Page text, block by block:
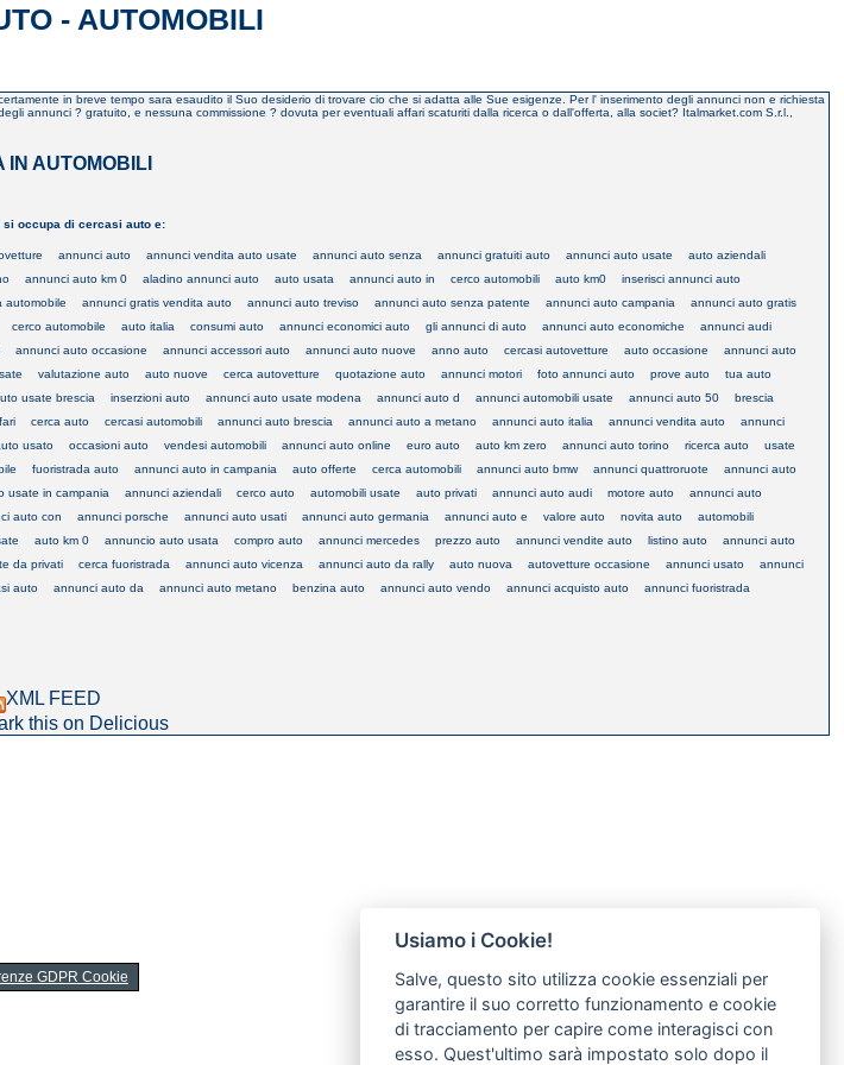
- AUTOMOBILI
in breve tempo sara esaudito il Suo desiderio di trovare cio che si adatta alle Sue esigenze. Per l' inserimento degli annunci non e richiesta
annunci ? gratuito, e nessuna commissione ? dovuta per eventuali affari scaturiti dalla ricerca o dall'offerta, alla societ? Italmarket.com S.r.l.,
IN AUTOMOBILI
si occupa di cercasi auto e:
annunci auto annunci vendita auto usate annunci auto senza annunci gratuiti auto annunci auto usate
auto aziendali
annunci auto km 0 aladino annunci auto auto usata annunci auto in cerco automobili auto km0
inserisci annunci auto
automobile annunci gratis vendita auto annunci auto treviso annunci auto senza patente annunci auto campania
annunci auto gratis
cerco automobile auto italia consumi auto annunci economici auto gli annunci di auto annunci auto economiche
annunci audi
annunci auto occasione annunci accessori auto annunci auto nuove anno auto cercasi autovetture auto occasione
annunci auto
valutazione auto auto nuove cerca autovetture quotazione auto annunci motori foto annunci auto prove auto
tua auto
usate brescia inserzioni auto annunci auto usate modena annunci auto d annunci automobili usate annunci auto 50
brescia
cerca auto cercasi automobili annunci auto brescia annunci auto a metano annunci auto italia annunci vendita auto
annunci
usato occasioni auto vendesi automobili annunci auto online euro auto auto km zero annunci auto torino ricerca auto
usate
fuoristrada auto annunci auto in campania auto offerte cerca automobili annunci auto bmw annunci quattroruote
annunci auto
usate in campania annunci aziendali cerco auto automobili usate auto privati annunci auto audi motore auto
annunci auto
auto con annunci porsche annunci auto usati annunci auto germania annunci auto e valore auto novita auto
automobili
auto km 0 annuncio auto usata compro auto annunci mercedes prezzo auto annunci vendite auto listino auto
annunci auto
da privati cerca fuoristrada annunci auto vicenza annunci auto da rally auto nuova autovetture occasione annunci usato
annunci
auto annunci auto da annunci auto metano benzina auto annunci auto vendo annunci acquisto auto
annunci fuoristrada
XML FEED
this on Delicious
Usiamo i Cookie!
Salve, questo sito utilizza cookie essenziali per
garantire il suo corretto funzionamento e cookie
di tracciamento per capire come interagisci con
esso. Quest'ultimo sarà impostato solo dopo il
GDPR Cookie